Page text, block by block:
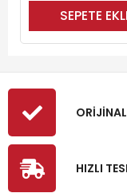
SEPETE
HIZLI